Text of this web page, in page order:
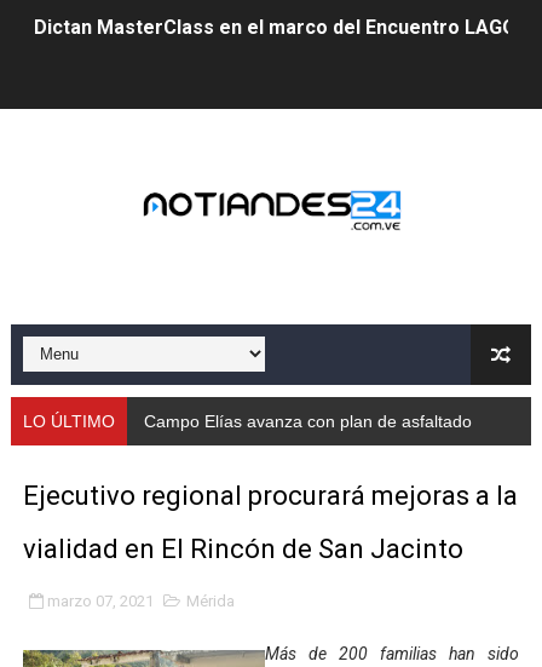
Dictan MasterClass en el marco del Encuentro LAGO
Gobernador Arnaldo Sánchez apadrina a más de 993
Mérida fortalece su reserva deportiva de cara a
Gobernación de Mérida instalará mesa de trabajo con
Fundecem ofrece taller de bordado en punto de cruz
LO ÚLTIMO Campo Elías avanza con plan de asfaltado
Ejecutivo regional procurará mejoras a la
vialidad en El Rincón de San Jacinto
marzo 07, 2021 Mérida
Más de 200 familias han sido